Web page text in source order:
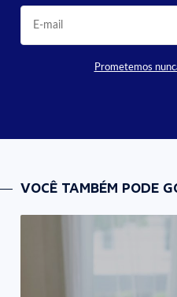
Prometemos
VOCÊ TAMBÉM PODE